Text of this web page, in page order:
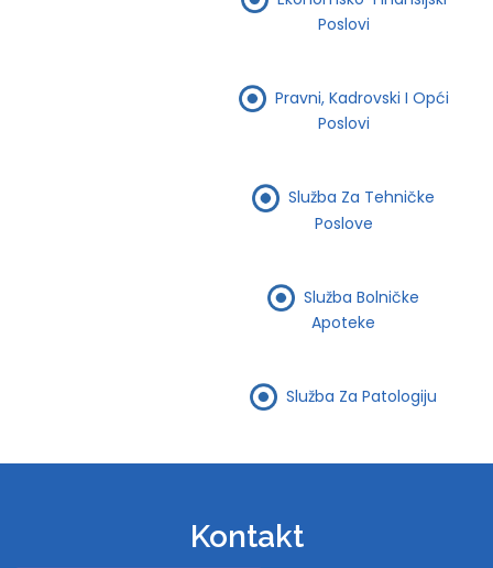
Poslovi
Pravni, Kadrovski I Opći
Poslovi
Služba Za Tehničke
Poslove
Služba Bolničke
Apoteke
Služba Za Patologiju
Kontakt